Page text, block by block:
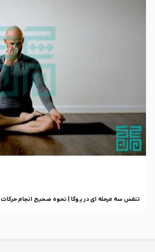
تنفس سه مرحله ای در یوگا | نحوه صحیح انجام حرکات